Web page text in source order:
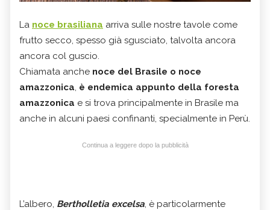
La noce brasiliana arriva sulle nostre tavole come
frutto secco, spesso già sgusciato, talvolta ancora
ancora col guscio.
Chiamata anche noce del Brasile o noce
amazzonica, è endemica appunto della foresta
amazzonica e si trova principalmente in Brasile ma
anche in alcuni paesi confinanti, specialmente in Perù.
Continua a leggere dopo la pubblicità
L’albero, Bertholletia excelsa, è particolarmente